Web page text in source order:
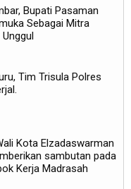
Bupati Pasaman
Sebagai Mitra
Tim Trisula Polres
Kota Elzadaswarman
sambutan pada
Kerja Madrasah